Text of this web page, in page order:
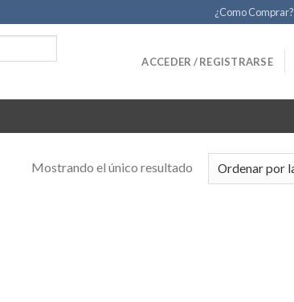
¿Como Comprar?
ACCEDER / REGISTRARSE
Mostrando el único resultado